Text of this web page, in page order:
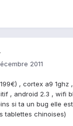
2011
, cortex a9 1ghz
, android 2.3 , wifi
si ta un bug elle
tablettes chinoises)